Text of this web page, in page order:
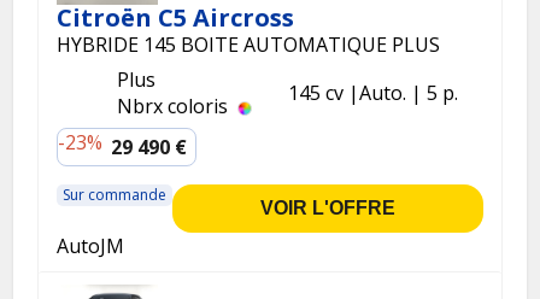
Citroën C5 Aircross
HYBRIDE 145 BOITE AUTOMATIQUE PLUS
Plus
Nbrx coloris
145 cv Auto.
5 p.
-23% 29 490 €
Sur commande
VOIR L'OFFRE
AutoJM